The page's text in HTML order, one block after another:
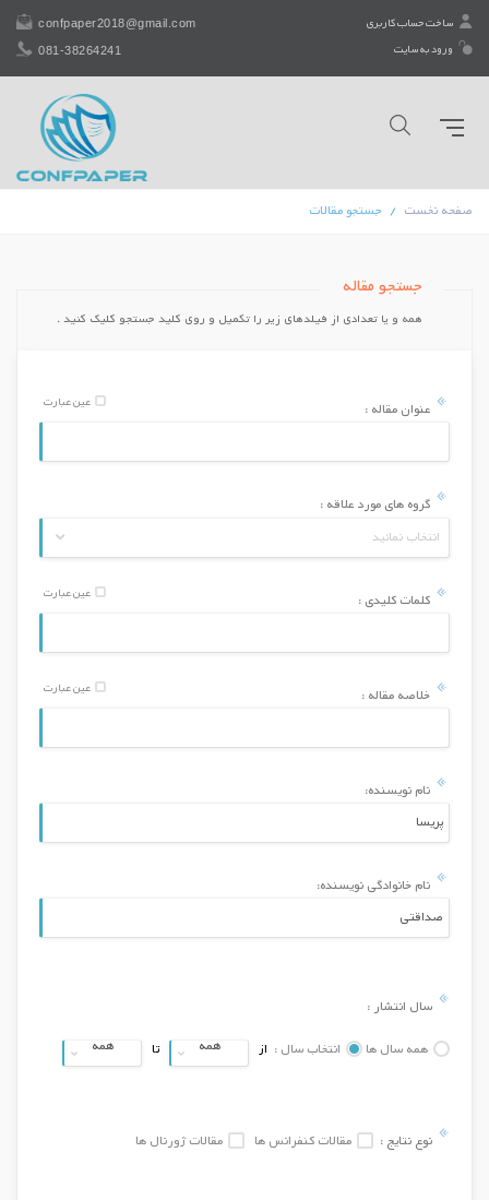
ساخت حساب کاربری
ورود به سایت
confpaper2018@gmail.com
081-38264241
صفحه نخست جستجو مقالات
جستجو مقاله
همه و یا تعدادی از فیلدهای زیر را تكمیل و روی کلید جستجو کلیک کنید .
عنوان مقاله :
عین عبارت
انتخاب نمائید
گروه های مورد علاقه :
کلمات کلیدی :
عین عبارت
خلاصه مقاله :
عین عبارت
نام نویسنده:
نام خانوادگی نویسنده:
سال انتشار :
همه سال ها انتخاب سال : از همه تا همه
نوع نتایج : مقالات کنفرانس ها مقالات ژورنال ها